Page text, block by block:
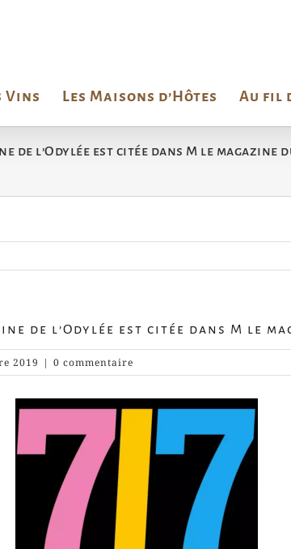
Vins Les Maisons d’Hôtes Au fil
de l’Odylée est citée dans M le magazine
de l’Odylée est citée dans M le
2019 | 0 commentaire